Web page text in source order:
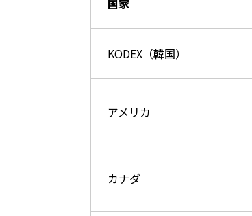
国家
KODEX（韓国）
アメリカ
カナダ